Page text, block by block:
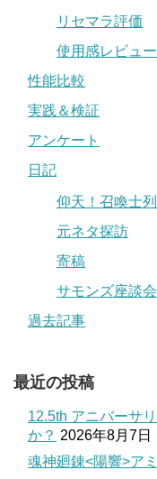
リセマラ評価
使用感レビュー
性能比較
実践＆検証
アンケート
日記
仰天！召喚士
元ネタ探訪
寄稿
サモンズ座談会
過去記事
最近の投稿
12.5th アニバーサ
か？ 2026年8月7日
魂神廻錬<陽響>ア